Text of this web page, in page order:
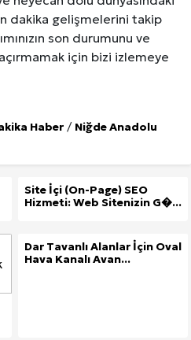
dakika gelişmelerini takip
son durumunu ve
için bizi izlemeye
Haber / Niğde Anadolu
Site İçi (On-Page) SEO
Hizmeti: Web Sitenizin G�...
Dar Tavanlı Alanlar İçin Oval
Hava Kanalı Avan...